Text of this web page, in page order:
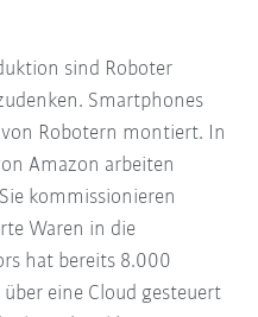
sind Roboter
Smartphones
Robotern montiert. In
Amazon arbeiten
kommissionieren
Waren in die
hat bereits 8.000
eine Cloud gesteuert